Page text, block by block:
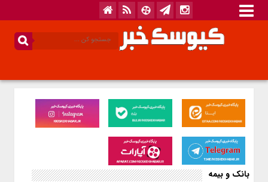
بانک و بیمه